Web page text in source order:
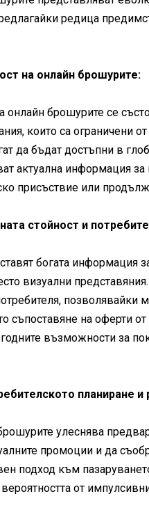
редица
на онлайн брошурите:
брошурите се
които са ограничени
да бъдат достъпни в
актуална информация
присъствие или
стойност и
богата информация
визуални
позволявайки
съпоставяне на оферти
възможности за
планиране и
улеснява
промоции и да
подход към
от